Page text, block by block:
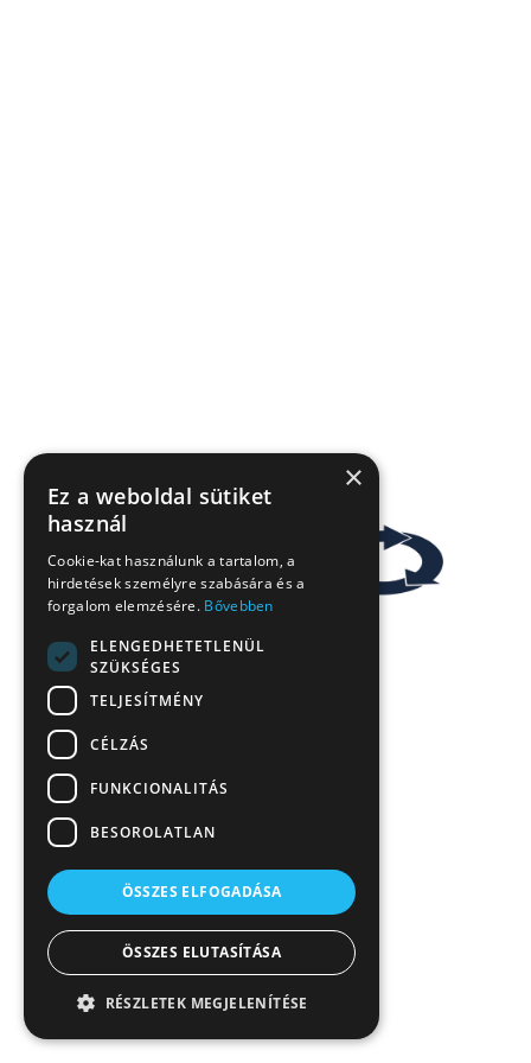
×
Ez a weboldal sütiket
használ
Cookie-kat használunk a tartalom, a
hirdetések személyre szabására és a
forgalom elemzésére. Bővebben
ELENGEDHETETLENÜL
SZÜKSÉGES
TELJESÍTMÉNY
CÉLZÁS
FUNKCIONALITÁS
BESOROLATLAN
ÖSSZES ELFOGADÁSA
ÖSSZES ELUTASÍTÁSA
RÉSZLETEK MEGJELENÍTÉSE